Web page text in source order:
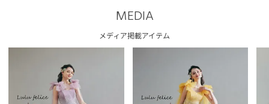
MEDIA
メディア掲載アイテム